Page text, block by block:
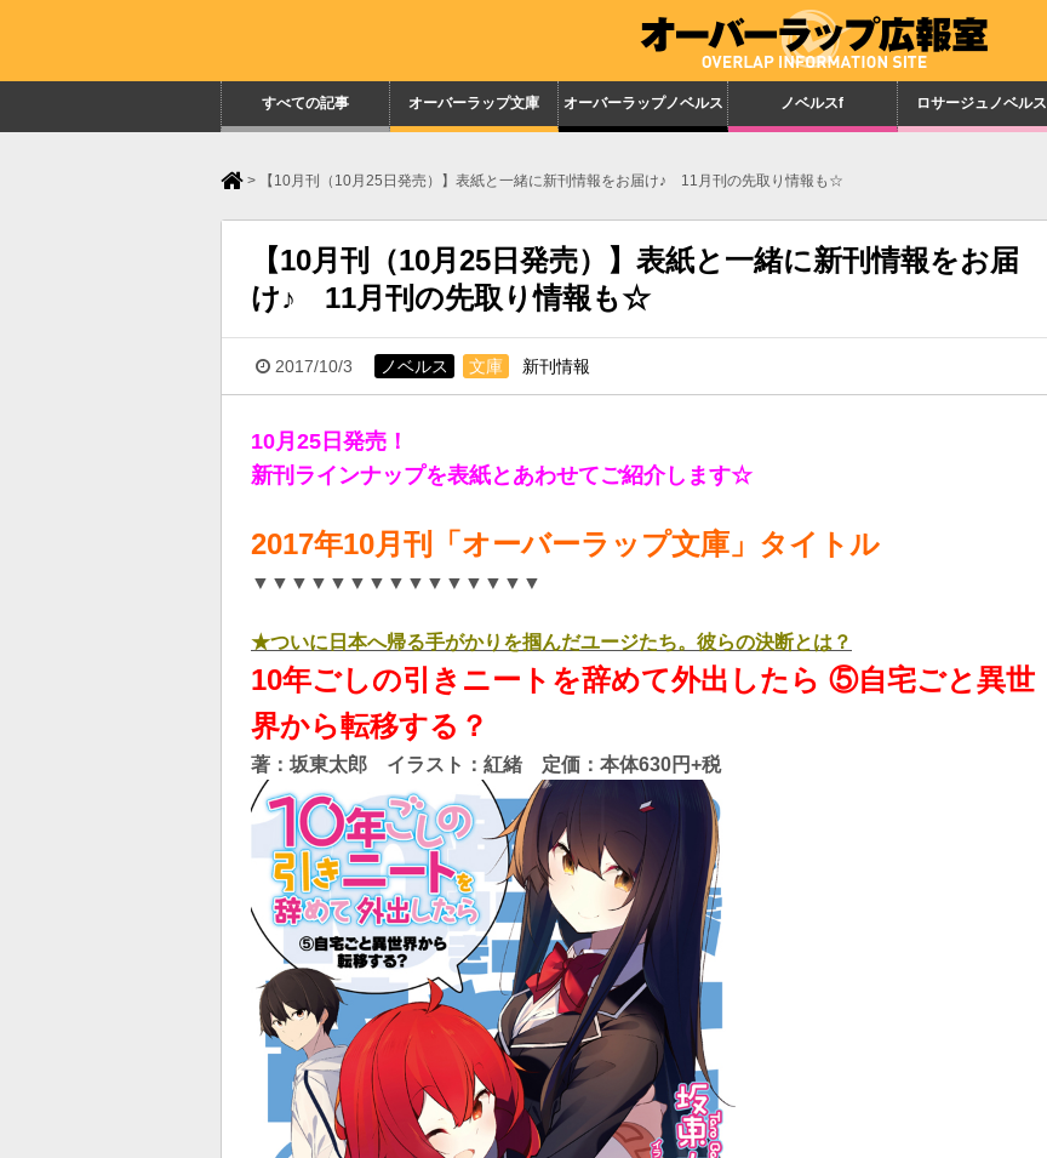
すべての記事 オーバーラップ文庫 オーバーラップノベルス ノベルスf ロサージュノベルス
> 【10月刊（10月25日発売）】表紙と一緒に新刊情報をお届け♪ 11月刊の先取り情報も☆
【10月刊（10月25日発売）】表紙と一緒に新刊情報をお届
け♪ 11月刊の先取り情報も☆
2017/10/3 ノベルス 文庫 新刊情報
10月25日発売！
新刊ラインナップを表紙とあわせてご紹介します☆
2017年10月刊「オーバーラップ文庫」タイトル
▼▼▼▼▼▼▼▼▼▼▼▼▼▼▼
★ついに日本へ帰る手がかりを掴んだユージたち。彼らの決断とは？
10年ごしの引きニートを辞めて外出したら ⑤自宅ごと異世
界から転移する？
著：坂東太郎 イラスト：紅緒 定価：本体630円+税